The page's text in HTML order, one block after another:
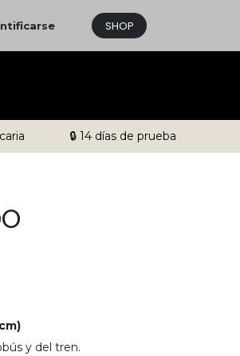
SHOP
🔒 14 días de prueba
y del tren.